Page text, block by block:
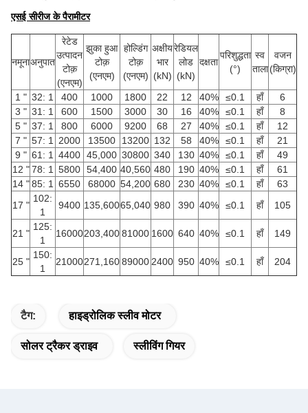
एसई सीरीज के पैरामीटर
नमूनाअनुपात
रेटेड
उत्पादन
टोक़
(एनएम)
झुका हुआ
टोक़
(एनएम)
होल्डिंग
टोक़
(एनएम)
अक्षीय
भार
(kN)
रेडियल
लोड
(kN)
दक्षता
परिशुद्धता
(°)
स्व
ताला
वजन
(किग्रा)
1 " 32: 1 400 1000 1800 22 12 40% ≤0.1 हाँ
6
3 " 31: 1 600 1500 3000 30 16 40% ≤0.1 हाँ
8
5 " 37: 1 800 6000 9200 68 27 40% ≤0.1 हाँ
12
7 " 57: 1 2000 13500 13200 132 58 40% ≤0.1 हाँ
21
9 " 61: 1 4400 45,000 30800 340 130 40% ≤0.1 हाँ
49
12 " 78: 1 5800 54,400 40,560 480 190 40% ≤0.1 हाँ
61
14 " 85: 1 6550 68000 54,200 680 230 40% ≤0.1 हाँ
63
17 "
102:
1
9400 135,60065,040 980 390 40% ≤0.1 हाँ 105
21 "
125:
1
16000203,40081000 1600 640 40% ≤0.1 हाँ 149
25 "
150:
1
21000271,16089000 2400 950 40% ≤0.1 हाँ 204
टैग: हाइड्रोलिक स्लीव मोटर
सोलर ट्रैकर ड्राइव स्लीविंग गियर